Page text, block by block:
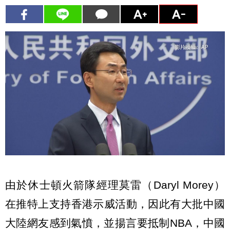
由於休士頓火箭隊經理莫雷（Daryl Morey）
在推特上支持香港示威活動，因此有大批中國
大陸網友感到氣憤，並揚言要抵制NBA，中國